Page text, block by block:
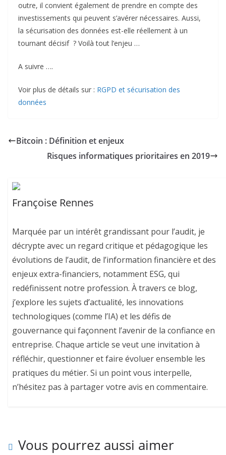
outre, il convient également de prendre en compte des
investissements qui peuvent s’avérer nécessaires. Aussi,
la sécurisation des données est-elle réellement à un
tournant décisif ? Voilà tout l’enjeu …
A suivre ….
Voir plus de détails sur : RGPD et sécurisation des
données
Bitcoin : Définition et enjeux
Risques informatiques prioritaires en 2019
Françoise Rennes
Marquée par un intérêt grandissant pour l’audit, je
décrypte avec un regard critique et pédagogique les
évolutions de l’audit, de l’information financière et des
enjeux extra-financiers, notamment ESG, qui
redéfinissent notre profession. À travers ce blog,
j’explore les sujets d’actualité, les innovations
technologiques (comme l’IA) et les défis de
gouvernance qui façonnent l’avenir de la confiance en
entreprise. Chaque article se veut une invitation à
réfléchir, questionner et faire évoluer ensemble les
pratiques du métier. Si un point vous interpelle,
n’hésitez pas à partager votre avis en commentaire.
Vous pourrez aussi aimer